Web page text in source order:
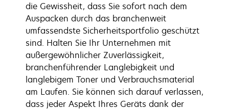
die Gewissheit, dass Sie sofort nach dem
Auspacken durch das branchenweit
umfassendste Sicherheitsportfolio geschützt
sind. Halten Sie Ihr Unternehmen mit
außergewöhnlicher Zuverlässigkeit,
branchenführender Langlebigkeit und
langlebigem Toner und Verbrauchsmaterial
am Laufen. Sie können sich darauf verlassen,
dass jeder Aspekt Ihres Geräts dank der